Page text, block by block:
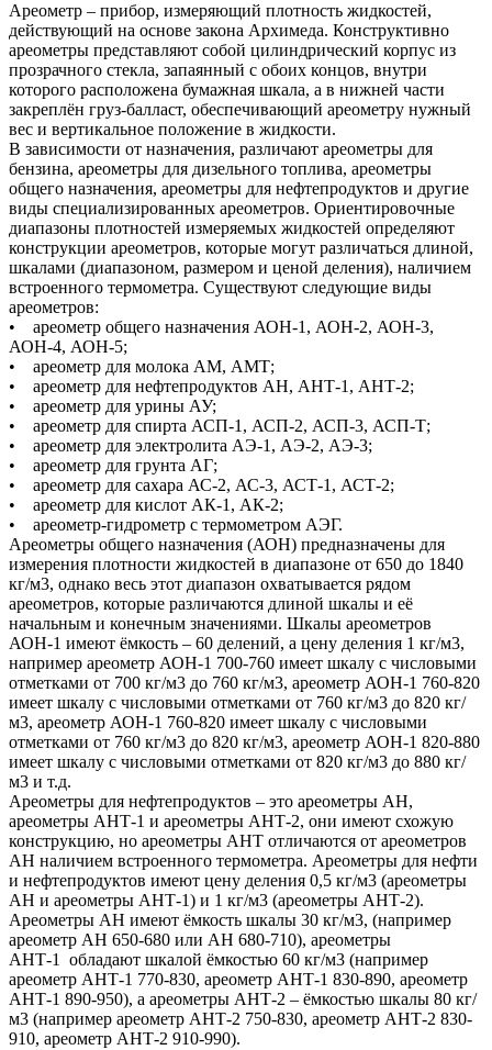
Ареометр – прибор, измеряющий плотность жидкостей,
действующий на основе закона Архимеда. Конструктивно
ареометры представляют собой цилиндрический корпус из
прозрачного стекла, запаянный с обоих концов, внутри
которого расположена бумажная шкала, а в нижней части
закреплён груз-балласт, обеспечивающий ареометру нужный
вес и вертикальное положение в жидкости.
В зависимости от назначения, различают ареометры для
бензина, ареометры для дизельного топлива, ареометры
общего назначения, ареометры для нефтепродуктов и другие
виды специализированных ареометров. Ориентировочные
диапазоны плотностей измеряемых жидкостей определяют
конструкции ареометров, которые могут различаться длиной,
шкалами (диапазоном, размером и ценой деления), наличием
встроенного термометра. Существуют следующие виды
ареометров:
• ареометр общего назначения АОН-1, АОН-2, АОН-3,
АОН-4, АОН-5;
• ареометр для молока АМ, АМТ;
• ареометр для нефтепродуктов АН, АНТ-1, АНТ-2;
• ареометр для урины АУ;
• ареометр для спирта АСП-1, АСП-2, АСП-3, АСП-Т;
• ареометр для электролита АЭ-1, АЭ-2, АЭ-3;
• ареометр для грунта АГ;
• ареометр для сахара АС-2, АС-3, АСТ-1, АСТ-2;
• ареометр для кислот АК-1, АК-2;
• ареометр-гидрометр с термометром АЭГ.
Ареометры общего назначения (АОН) предназначены для
измерения плотности жидкостей в диапазоне от 650 до 1840
кг/м3, однако весь этот диапазон охватывается рядом
ареометров, которые различаются длиной шкалы и её
начальным и конечным значениями. Шкалы ареометров
АОН-1 имеют ёмкость – 60 делений, а цену деления 1 кг/м3,
например ареометр АОН-1 700-760 имеет шкалу с числовыми
отметками от 700 кг/м3 до 760 кг/м3, ареометр АОН-1 760-820
имеет шкалу с числовыми отметками от 760 кг/м3 до 820 кг/
м3, ареометр АОН-1 760-820 имеет шкалу с числовыми
отметками от 760 кг/м3 до 820 кг/м3, ареометр АОН-1 820-880
имеет шкалу с числовыми отметками от 820 кг/м3 до 880 кг/
м3 и т.д.
Ареометры для нефтепродуктов – это ареометры АН,
ареометры АНТ-1 и ареометры АНТ-2, они имеют схожую
конструкцию, но ареометры АНТ отличаются от ареометров
АН наличием встроенного термометра. Ареометры для нефти
и нефтепродуктов имеют цену деления 0,5 кг/м3 (ареометры
АН и ареометры АНТ-1) и 1 кг/м3 (ареометры АНТ-2).
Ареометры АН имеют ёмкость шкалы 30 кг/м3, (например
ареометр АН 650-680 или АН 680-710), ареометры
АНТ-1 обладают шкалой ёмкостью 60 кг/м3 (например
ареометр АНТ-1 770-830, ареометр АНТ-1 830-890, ареометр
АНТ-1 890-950), а ареометры АНТ-2 – ёмкостью шкалы 80 кг/
м3 (например ареометр АНТ-2 750-830, ареометр АНТ-2 830-
910, ареометр АНТ-2 910-990).